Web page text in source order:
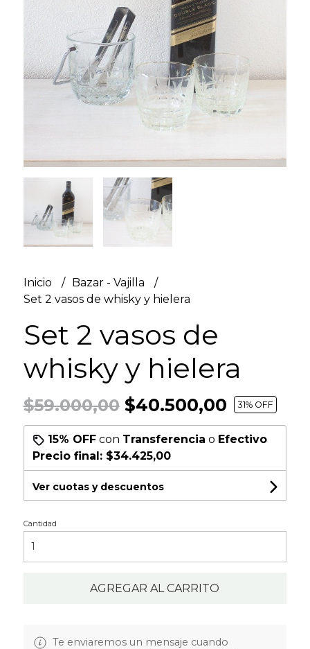
Inicio
Bazar - Vajilla
Set 2 vasos de whisky y hielera
Set 2 vasos de
whisky y hielera
$59.000,00$40.500,00 31% OFF
15% OFFcon Transferencia o Efectivo
Precio final: $34.425,00
Ver cuotas y descuentos
Cantidad
AGREGAR AL CARRITO
Te enviaremos un mensaje cuando